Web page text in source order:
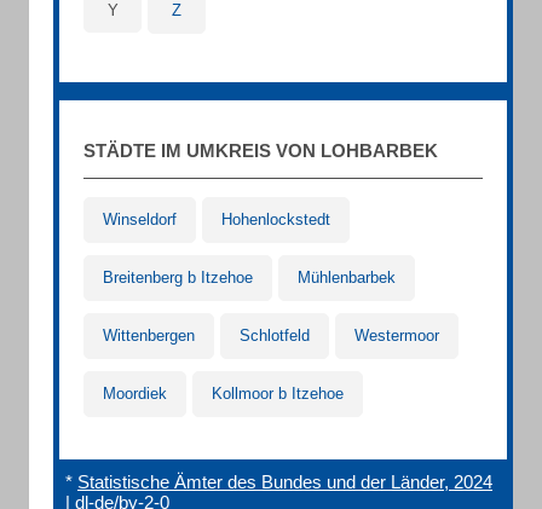
Y Z
STÄDTE IM UMKREIS VON LOHBARBEK
Winseldorf Hohenlockstedt
Breitenberg b Itzehoe Mühlenbarbek
Wittenbergen Schlotfeld Westermoor
Moordiek Kollmoor b Itzehoe
* Statistische Ämter des Bundes und der Länder, 2024
| dl-de/by-2-0